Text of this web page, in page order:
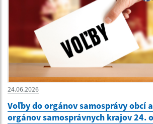
24.06.2026
Voľby do orgánov samosprávy obcí
orgánov samosprávnych krajov 24.